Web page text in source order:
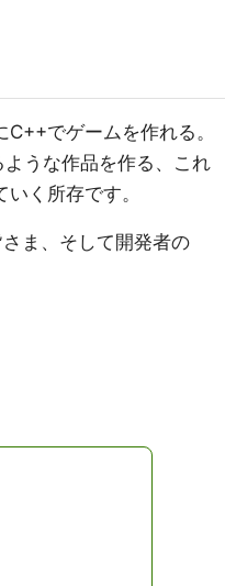
でゲームを作れる。
うな作品を作る、これ
く所存です。
ま、そして開発者の